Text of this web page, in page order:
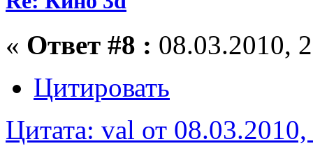
« Ответ #8 : 08.03.2010,
Цитировать
Цитата: val от